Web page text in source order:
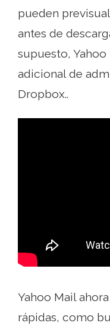
pueden
antes de
supuesto,
adicional de
Dropbox..
Yahoo Mail
rápidas, como